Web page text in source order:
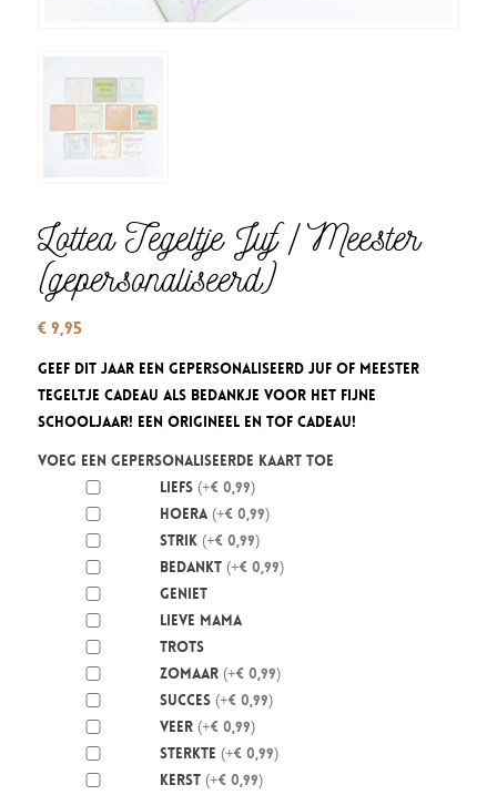
Lottea Tegeltje Juf / Meester
(gepersonaliseerd)
€9,95
Geef dit jaar een gepersonaliseerd Juf of Meester
Tegeltje cadeau als bedankje voor het fijne
schooljaar! Een origineel en tof cadeau!
Voeg een gepersonaliseerde kaart toe
Liefs (+€ 0,99)
Hoera (+€ 0,99)
Strik (+€ 0,99)
Bedankt (+€ 0,99)
Geniet
Lieve mama
Trots
Zomaar (+€ 0,99)
Succes (+€ 0,99)
Veer (+€ 0,99)
Sterkte (+€ 0,99)
Kerst (+€ 0,99)